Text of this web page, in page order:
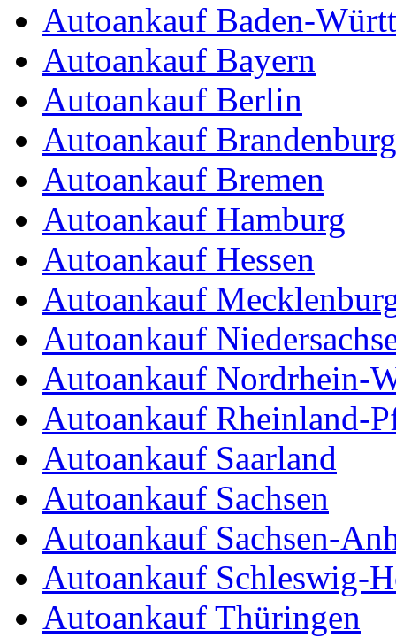
Autoankauf Baden-
Autoankauf Bayern
Autoankauf Berlin
Autoankauf Brandenburg
Autoankauf Bremen
Autoankauf Hamburg
Autoankauf Hessen
Autoankauf
Autoankauf
Autoankauf Nordrhein-
Autoankauf Rheinland-
Autoankauf Saarland
Autoankauf Sachsen
Autoankauf Sachsen-
Autoankauf Schleswig-
Autoankauf Thüringen